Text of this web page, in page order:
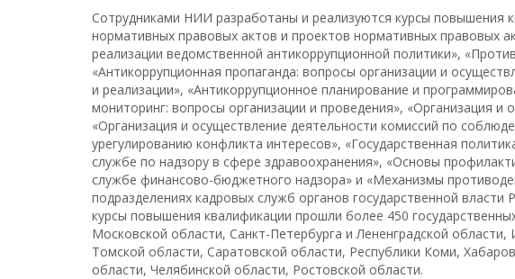
Сотрудниками НИИ разработаны и реализуются курсы повышения
нормативных правовых актов и проектов нормативных правовых
реализации ведомственной антикоррупционной политики»,
«Антикоррупционная пропаганда: вопросы организации и
и реализации», «Антикоррупционное планирование и
мониторинг: вопросы организации и проведения», «Организация
«Организация и осуществление деятельности комиссий по
урегулированию конфликта интересов», «Государственная
службе по надзору в сфере здравоохранения», «Основы
службе финансово-бюджетного надзора» и «Механизмы
подразделениях кадровых служб органов государственной
курсы повышения квалификации прошли более 450
Московской области, Санкт-Петербурга и Лененградской
Томской области, Саратовской области, Республики Коми,
области, Челябинской области, Ростовской области.